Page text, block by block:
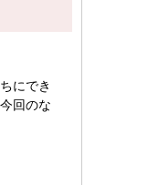
にでき
回のな